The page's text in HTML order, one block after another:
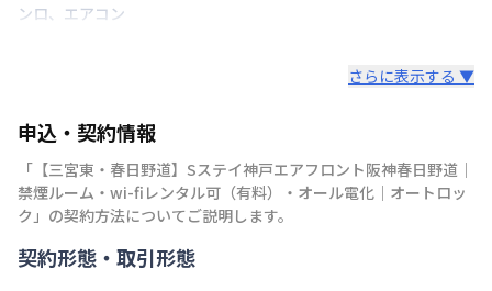
ンロ、 エアコン
さらに表示する ▼
申込・契約情報
「 【三宮東・春日野道】Sステイ神戸エアフロント阪神春日野道｜
禁煙ルーム・wi-fiレンタル可（有料）・オール電化｜オートロッ
ク 」の契約方法についてご説明します。
契約形態・取引形態